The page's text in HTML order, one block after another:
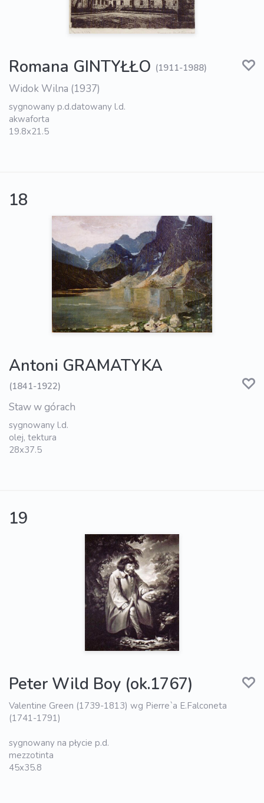
Romana GINTYŁŁO (1911-1988)
Widok Wilna (1937)
sygnowany p.d.datowany l.d.
akwaforta
19.8x21.5
18
Antoni GRAMATYKA
(1841-1922)
Staw w górach
sygnowany l.d.
olej, tektura
28x37.5
19
Peter Wild Boy (ok.1767)
Valentine Green (1739-1813) wg Pierre`a E.Falconeta
(1741-1791)
sygnowany na płycie p.d.
mezzotinta
45x35.8